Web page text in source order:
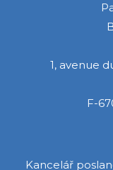
1, avenue
F-
Kancelář